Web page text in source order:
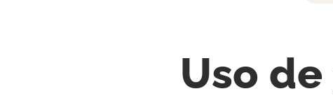
Uso de